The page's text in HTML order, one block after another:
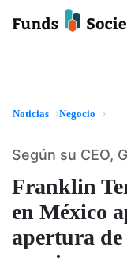
Noticias Negocio
Franklin
en México
apertura de
Según su CEO,